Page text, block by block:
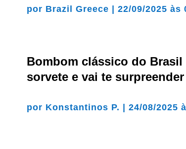
por Brazil Greece |22/09/2025 às
Bombom clássico do Brasil
sorvete e vai te surpreender
por Konstantinos P. |24/08/2025